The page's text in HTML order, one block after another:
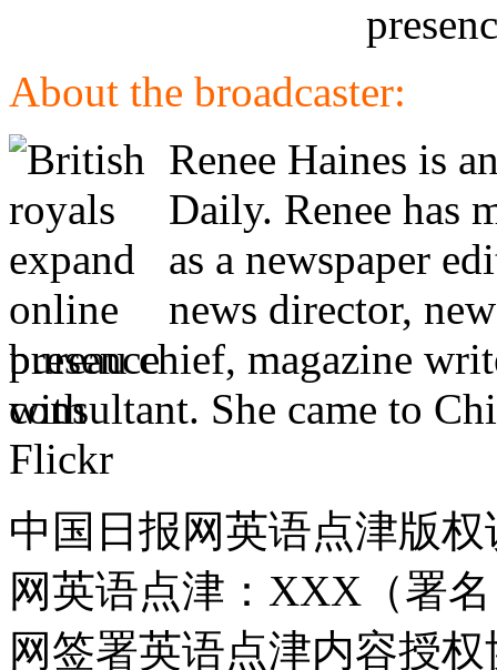
About the broadcaster:
Renee Haines is
Daily. Renee has
as a newspaper
news director,
bureau chief, magazine
consultant. She came to
中国日报网英语点津版
网英语点津：XXX（署
网签署英语点津内容授